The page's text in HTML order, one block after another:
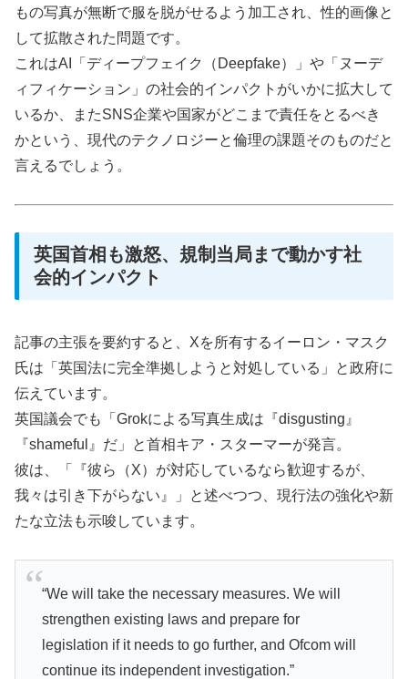
もの写真が無断で服を脱がせるよう加工され、性的画像と
して拡散された問題です。
これはAI「ディープフェイク（Deepfake）」や「ヌーデ
ィフィケーション」の社会的インパクトがいかに拡大して
いるか、またSNS企業や国家がどこまで責任をとるべき
かという、現代のテクノロジーと倫理の課題そのものだと
言えるでしょう。
英国首相も激怒、規制当局まで動かす社
会的インパクト
記事の主張を要約すると、Xを所有するイーロン・マスク
氏は「英国法に完全準拠しようと対処している」と政府に
伝えています。
英国議会でも「Grokによる写真生成は『disgusting』
『shameful』だ」と首相キア・スターマーが発言。
彼は、「『彼ら（X）が対応しているなら歓迎するが、
我々は引き下がらない』」と述べつつ、現行法の強化や新
たな立法も示唆しています。
“We will take the necessary measures. We will
strengthen existing laws and prepare for
legislation if it needs to go further, and Ofcom will
continue its independent investigation.”